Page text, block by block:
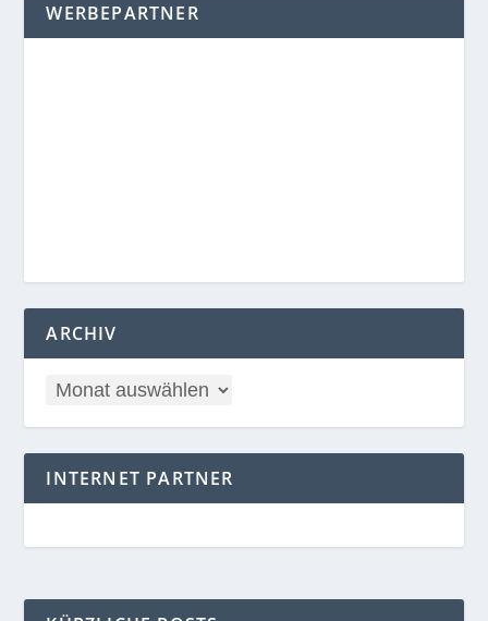
WERBEPARTNER
ARCHIV
INTERNET PARTNER